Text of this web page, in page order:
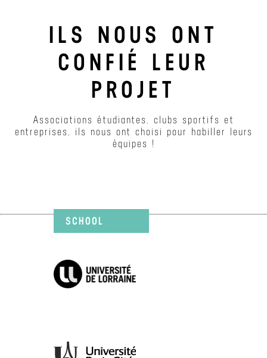
ILS NOUS ONT
CONFIÉ LEUR
PROJET
Associations étudiantes, clubs sportifs et
entreprises, ils nous ont choisi pour habiller leurs
équipes !
SCHOOL